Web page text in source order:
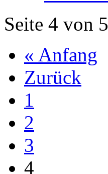
Seite 4 von 5
« Anfang
Zurück
1
2
3
4